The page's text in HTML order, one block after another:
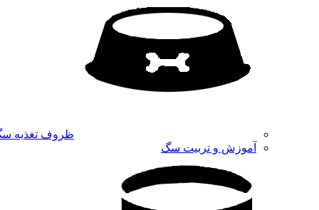
ظروف تغذیه
آموزش و تربیت سگ